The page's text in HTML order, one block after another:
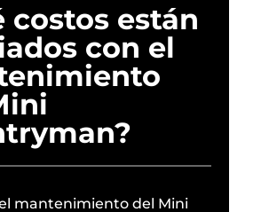
costos están
con el
mantenimiento del Mini